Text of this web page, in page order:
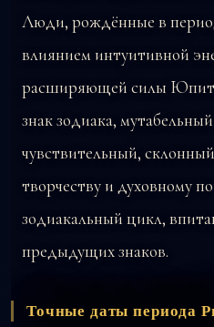
Люди, рождённые в
влиянием интуитивной
расширяющей силы
знак зодиака,
чувствительный,
творчеству и духовному
зодиакальный цикл,
предыдущих знаков.
Точные даты периода